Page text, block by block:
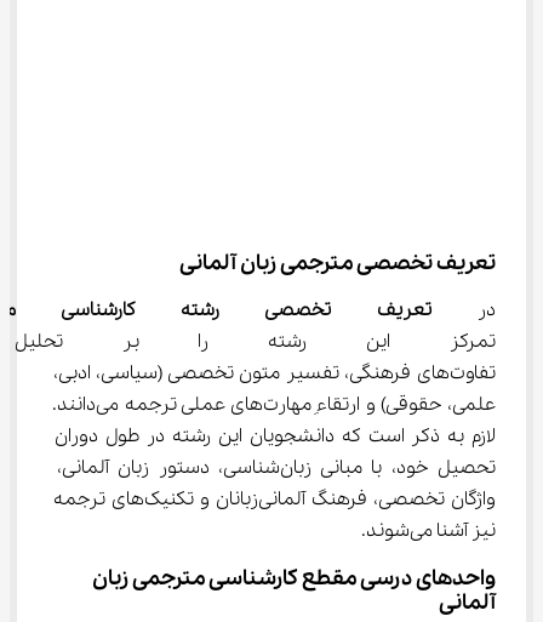
تعریف تخصصی مترجمی زبان آلمانی
در تعریف تخصصی رشته کارشناسی
تمرکز این رشته را بر تحلیل
تفاوت‌های فرهنگی، تفسیر متون تخصصی (سیاسی، ادبی،
علمی، حقوقی) و ارتقاءِ مهارت‌های عملی ترجمه می‌دانند.
لازم به ذکر است که دانشجویان این رشته در طول دوران
تحصیل خود، با مبانی زبان‌شناسی، دستور زبان آلمانی،
واژگان تخصصی، فرهنگ آلمانی‌زبانان و تکنیک‌های ترجمه
نیز آشنا می‌شوند.
واحدهای درسی مقطع کارشناسی مترجمی زبان
آلمانی